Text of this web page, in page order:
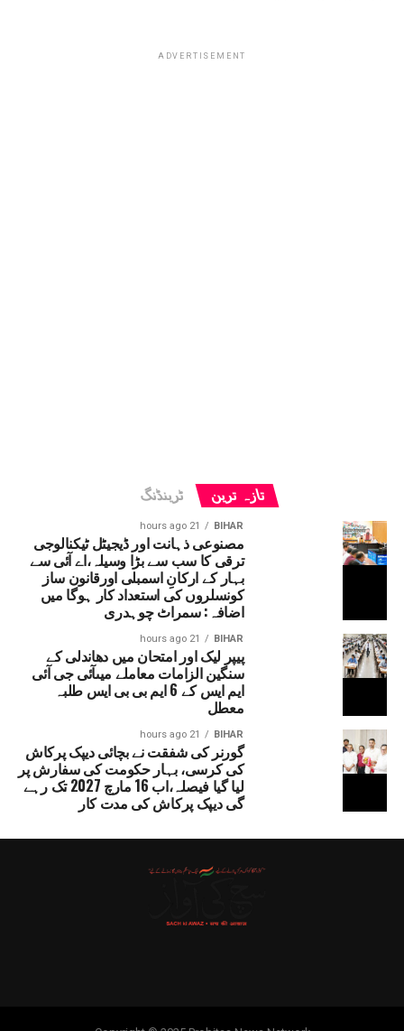
ADVERTISEMENT
تازہ ترین ٹرینڈنگ
BIHAR
21 hours ago
مصنوعی ذہانت اور ڈیجیٹل ٹیکنالوجی
ترقی کا سب سے بڑا وسیلہ،اے آئی سے
بہار کے ارکانِ اسمبلی اورقانون ساز
کونسلروں کی استعداد کار ہوگا میں
اضافہ: سمراٹ چوہدری
BIHAR
21 hours ago
پیپر لیک اور امتحان میں دھاندلی کے
سنگین الزامات معاملے میںآئی جی آئی
ایم ایس کے 6 ایم بی بی ایس طلبہ
معطل
BIHAR
21 hours ago
گورنر کی شفقت نے بچائی دیپک پرکاش
کی کرسی، بہار حکومت کی سفارش پر
لیا گیا فیصلہ،اب 16 مارچ 2027 تک رہے
گی دیپک پرکاش کی مدت کار